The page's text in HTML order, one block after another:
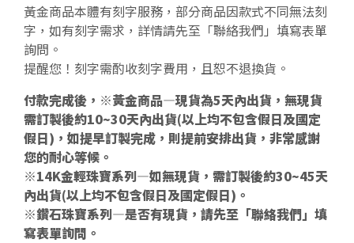
黃金商品本體有刻字服務，部分商品因款式不同無法刻
字，如有刻字需求，詳情請先至「聯絡我們」填寫表單
詢問。
提醒您！刻字需酌收刻字費用，且恕不退換貨。
付款完成後，※黃金商品—現貨為5天內出貨，無現貨
需訂製後約10~30天內出貨(以上均不包含假日及國定
假日)，如提早訂製完成，則提前安排出貨，非常感謝
您的耐心等候。
※14K金輕珠寶系列—如無現貨，需訂製後約30~45天
內出貨(以上均不包含假日及國定假日)。
※鑽石珠寶系列—是否有現貨，請先至「聯絡我們」填
寫表單詢問。